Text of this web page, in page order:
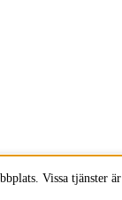
Vissa tjänster är